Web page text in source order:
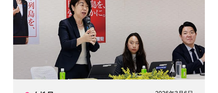
公益社団法人日本看護協会参与
早稲田大学大学院法務研究科修了(弁護士)
東京医科歯科大学院医学部保健衛生学研究科博士前期課
東京医科歯科大学医学部保健衛生学研究科卒業(看護
師・保健師)